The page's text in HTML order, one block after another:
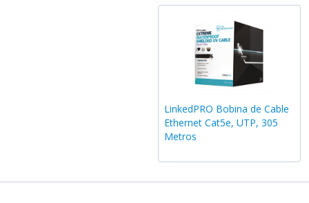
LinkedPRO Bobina de Cable
Ethernet Cat5e, UTP, 305
Metros